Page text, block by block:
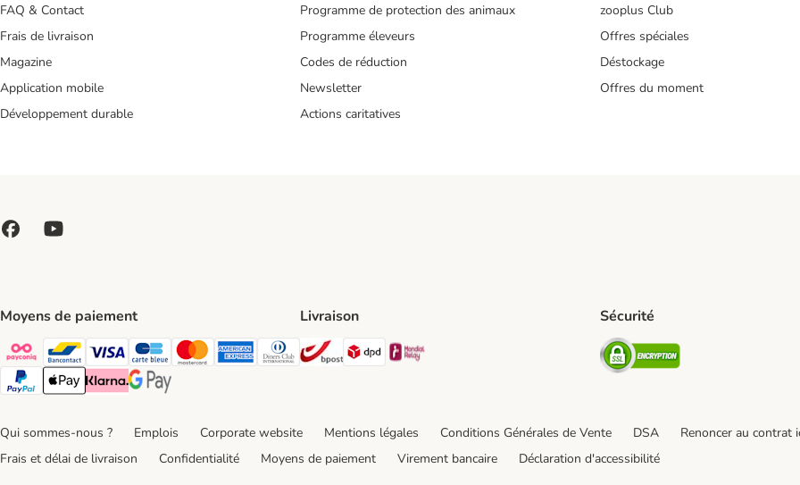
FAQ & Contact
Frais de livraison
Magazine
Application mobile
Développement durable
Programme de protection des animaux
Programme éleveurs
Codes de réduction
Newsletter
Actions caritatives
zooplus Club
Offres spéciales
Déstockage
Offres du moment
Moyens de paiement
Payconiq Payment Method
bancontact Payment Method
Visa Payment Method
carte bleue Payment Method
Master card Payment Method
American express Payment Method
Diners club Payment Method
Paypal Payment Method
Apple Pay Payment Method
Klarna Payment Method
Google Pay Payment Method
Livraison
Bpost Shipping Method
DPD Shipping Method
Mondial relay Shipping Method
Sécurité
Security
Qui sommes-nous ? Emplois Corporate website Mentions légales Conditions Générales de Vente DSA Renoncer au contrat
Frais et délai de livraison
Confidentialité Moyens de paiement Virement bancaire Déclaration d'accessibilité